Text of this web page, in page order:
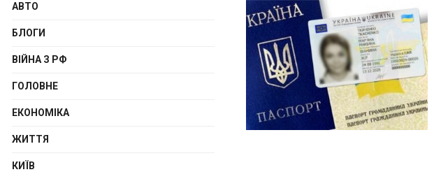
АВТО
БЛОГИ
ВІЙНА З РФ
ГОЛОВНЕ
ЕКОНОМІКА
ЖИТТЯ
КИЇВ